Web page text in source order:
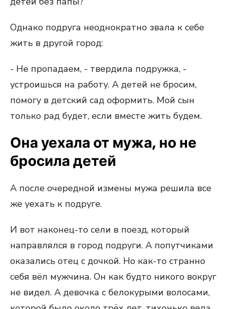
Однако подруга неоднократно звала к себе
жить в другой город:
- Не пропадаем, - твердила подружка, -
устроишься на работу. А детей не бросим,
помогу в детский сад оформить. Мой сын
только рад будет, если вместе жить будем.
Она уехала от мужа, но не
бросила детей
А после очередной измены мужа решила все
же уехать к подруге.
И вот наконец-то сели в поезд, который
направлялся в город подруги. А попутчиками
оказались отец с дочкой. Но как-то странно
себя вёл мужчина. Он как будто никого вокруг
не видел. А девочка с белокурыми волосами,